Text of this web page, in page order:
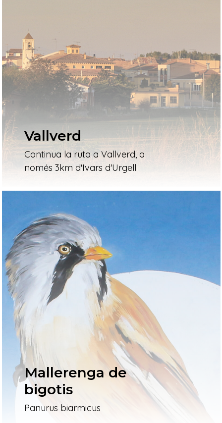
Vallverd
Continua la ruta a Vallverd, a
només 3km d'Ivars d'Urgell
Mallerenga de
bigotis
Panurus biarmicus